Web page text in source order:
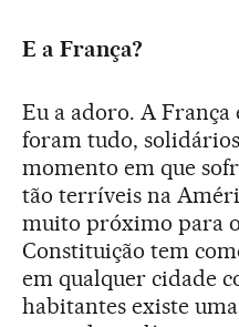
E a França?
Eu a adoro. A França
foram tudo,
momento em que
tão terríveis na
muito próximo para
Constituição tem
em qualquer cidade
habitantes existe